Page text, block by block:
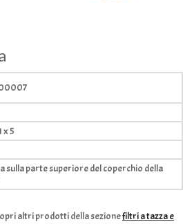
x 5
sulla parte superiore del coperchio della
altri prodotti della sezionefiltri a tazza e